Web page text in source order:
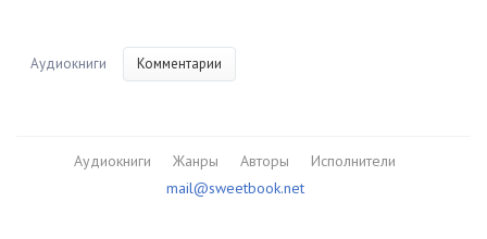
Аудиокниги Комментарии
Аудиокниги Жанры Авторы
Исполнители
mail@sweetbook.net